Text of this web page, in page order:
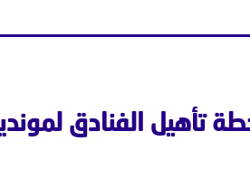
تأهيل الفنادق